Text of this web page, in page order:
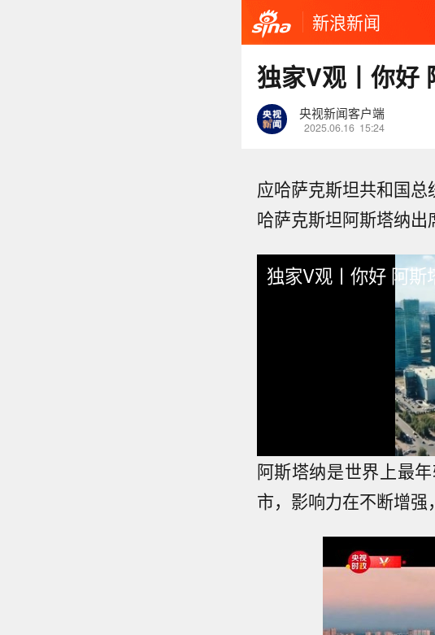
新浪新闻
独家V观丨你好
央视新闻客户端
2025.06.16 15:24
应哈萨克斯坦共和国
哈萨克斯坦阿斯塔纳
独家V观丨你好 阿斯
阿斯塔纳是世界上最
市，影响力在不断增强